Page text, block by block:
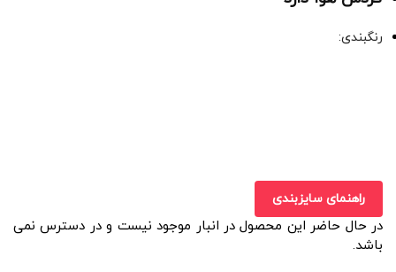
رنگبندی:
راهنمای سایزبندی
در حال حاضر این محصول در انبار موجود نیست و در دسترس نمی
باشد.